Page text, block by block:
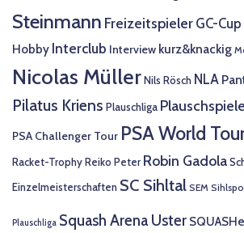
Steinmann Freizeitspieler GC-Cup
Hobby Interclub Interview kurz&knackig
Nicolas MüllerNils Rösch NLA
Pilatus Kriens Plauschliga
PSA Challenger Tour PSA World
Racket-TrophyReiko Peter Robin Gadola
Einzelmeisterschaften SC Sihltal SEM
Plauschliga Squash Arena Uster